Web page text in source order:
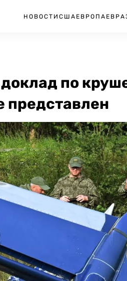
НОВОСТИ США ЕВРОПА
по
представлен